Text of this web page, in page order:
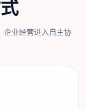
企业经营进入自主协